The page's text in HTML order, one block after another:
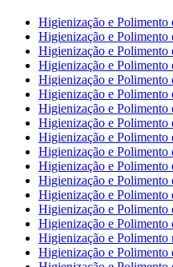
Higienização e Polimento
Higienização e Polimento
Higienização e
Higienização e Polimento
Higienização e Polimento
Higienização e Polimento
Higienização e Polimento
Higienização e Polimento
Higienização e Polimento
Higienização e Polimento
Higienização e Polimento
Higienização e
Higienização e Polimento
Higienização e Polimento
Higienização e Polimento
Higienização e Polimento
Higienização e Polimento